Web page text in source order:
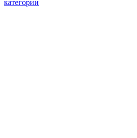
категории